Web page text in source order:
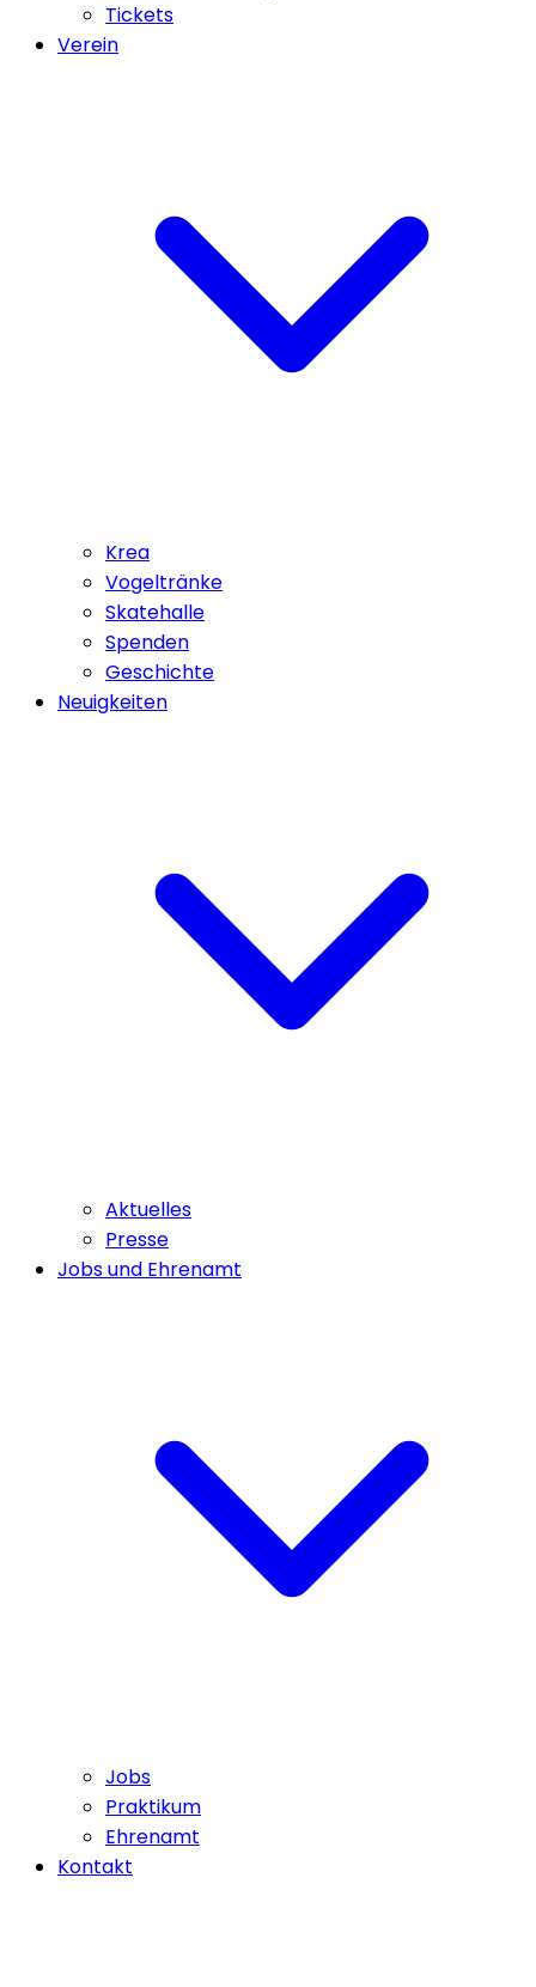
Tickets
Verein
Krea
Vogeltränke
Skatehalle
Spenden
Geschichte
Neuigkeiten
Aktuelles
Presse
Jobs und Ehrenamt
Jobs
Praktikum
Ehrenamt
Kontakt